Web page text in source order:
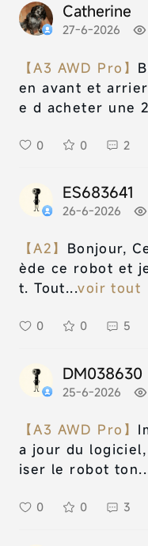
Catherine
27-6-2026
【A3 AWD Pro】
en avant et
e d acheter une
0 0 2
ES683641
26-6-2026
【A2】 Bonjour,
ède ce robot et
t. Tout...voir tout
0 0 5
DM038630
25-6-2026
【A3 AWD Pro】
a jour du
iser le robot
0 0 3